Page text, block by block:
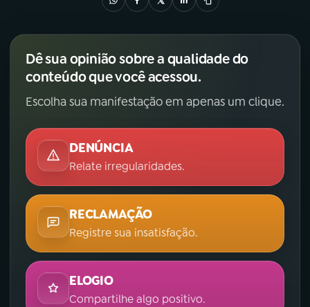
Dê sua opinião sobre a qualidade do
conteúdo que você acessou.
Escolha sua manifestação em apenas um clique.
DENÚNCIA
Relate irregularidades.
RECLAMAÇÃO
Registre sua insatisfação.
ELOGIO
Compartilhe algo positivo.